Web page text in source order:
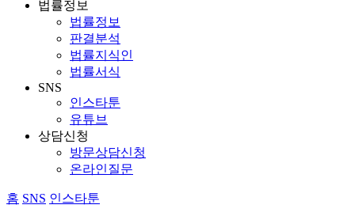
법률정보
법률정보
판결분석
법률지식인
법률서식
SNS
인스타툰
유튜브
상담신청
방문상담신청
온라인질문
홈 SNS 인스타툰